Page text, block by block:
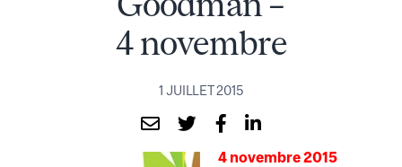
4 novembre
1 JUILLET 2015
4 novembre 2015